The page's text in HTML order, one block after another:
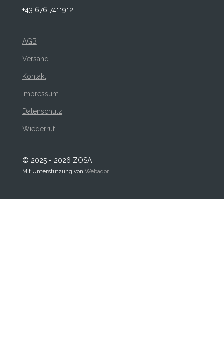
+43 676 7411912
AGB
Versand
Kontakt
Impressum
Datenschutz
Wiederruf
© 2025 - 2026 ZOSA
Mit Unterstützung von Webador